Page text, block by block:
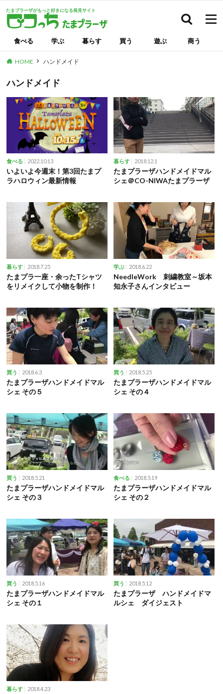
たまプラーザがもっと好きになる発見サイト
食べる 学ぶ 暮らす 買う 遊ぶ 商う
HOME ハンドメイド
ハンドメイド
食べる 2022.10.13
いよいよ今週末！第3回たまプ
ラハロウィン最新情報
暮らす 2018.12.1
たまプラーザハンドメイドマル
シェ＠CO-NIWAたまプラーザ
暮らす 2018.7.25
たまプラ一座・余ったTシャツ
をリメイクして小物を制作！
学ぶ 2018.6.22
NeedleWork 刺繍教室～坂本
知永子さんインタビュー
買う 2018.6.3
たまプラーザハンドメイドマル
シェ その５
買う 2018.5.25
たまプラーザハンドメイドマル
シェ その４
買う 2018.5.21
たまプラーザハンドメイドマル
シェ その３
食べる 2018.5.19
たまプラーザハンドメイドマル
シェ その２
買う 2018.5.16
たまプラーザハンドメイドマル
シェ その１
買う 2018.5.12
たまプラーザ ハンドメイドマ
ルシェ ダイジェスト
暮らす 2018.4.23